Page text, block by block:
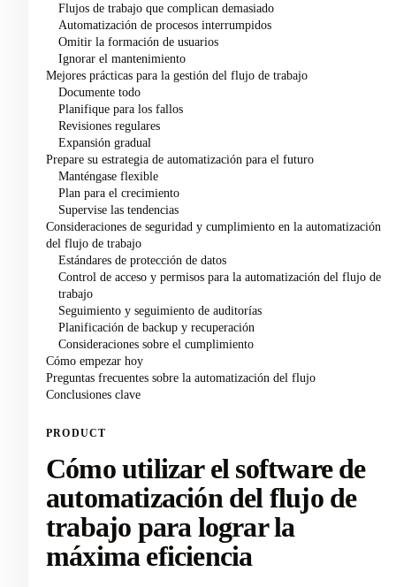
Flujos de trabajo que complican demasiado
Automatización de procesos interrumpidos
Omitir la formación de usuarios
Ignorar el mantenimiento
Mejores prácticas para la gestión del flujo de trabajo
Documente todo
Planifique para los fallos
Revisiones regulares
Expansión gradual
Prepare su estrategia de automatización para el futuro
Manténgase flexible
Plan para el crecimiento
Supervise las tendencias
Consideraciones de seguridad y cumplimiento en la automatización
del flujo de trabajo
Estándares de protección de datos
Control de acceso y permisos para la automatización del flujo de
trabajo
Seguimiento y seguimiento de auditorías
Planificación de backup y recuperación
Consideraciones sobre el cumplimiento
Cómo empezar hoy
Preguntas frecuentes sobre la automatización del flujo
Conclusiones clave
PRODUCT
Cómo utilizar el software de
automatización del flujo de
trabajo para lograr la
máxima eficiencia